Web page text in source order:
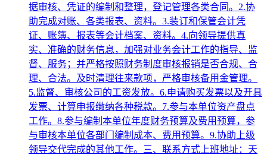
据审核、凭证的编制和整理，登记管理各类合同。2.协
助完成对账、各类报表、资料。3.装订和保管会计凭
证、账簿、报表等会计档案、资料。4.向领导提供真
实、准确的财务信息，加强对业务会计工作的指导、监
督、服务；并严格按照财务制度审核报销是否合规、合
理、合法。及时清理往来款项，严格审核备用金管理。
5.监督、审核公司的工资发放。6.申请购买发票以及开具
发票、计算申报缴纳各种税款。7.参与本单位资产盘点
工作。8.参与编制本单位年度财务预算及费用预算，参
与审核本单位各部门编制成本、费用预算。9.协助上级
领导交代完成的其他工作。三、联系方式上班地址：天